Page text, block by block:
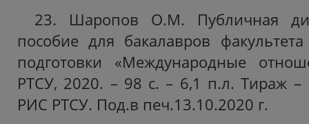
23. Шаропов О.М. Публичная
пособие для бакалавров
подготовки «Международные
РТСУ, 2020. – 98 с. – 6,1 п.л. Тираж
РИС РТСУ. Под.в печ.13.10.2020 г.